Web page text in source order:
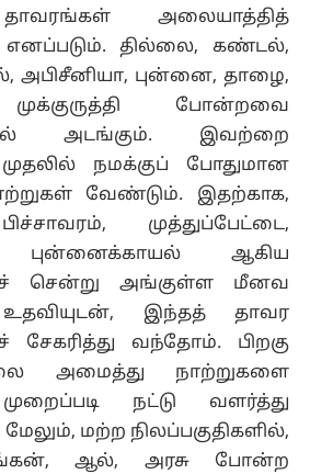
அலையாத்தித்
தில்லை, கண்டல்,
அபிசீனியா, புன்னை, தாழை,
முக்குருத்தி போன்றவை
அடங்கும். இவற்றை
நமக்குப் போதுமான
வேண்டும். இதற்காக,
முத்துப்பேட்டை,
புன்னைக்காயல் ஆகிய
சென்று அங்குள்ள மீனவ
இந்தத் தாவர
சேகரித்து வந்தோம். பிறகு
அமைத்து நாற்றுகளை
நட்டு வளர்த்து
மற்ற நிலப்பகுதிகளில்,
ஆல், அரசு போன்ற